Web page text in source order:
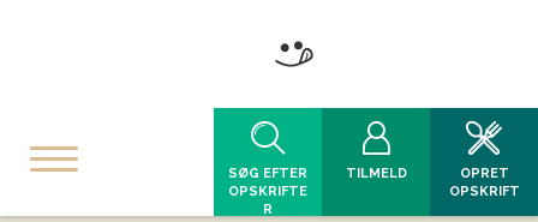
SØG EFTER
OPSKRIFTE
R
TILMELD
OPRET
OPSKRIFT